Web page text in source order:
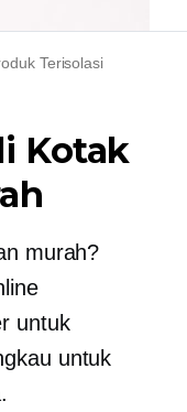
Terisolasi
Kotak
murah?
untuk
untuk